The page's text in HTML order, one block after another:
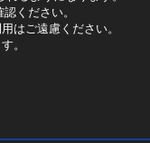
ください。
はご遠慮ください。
。